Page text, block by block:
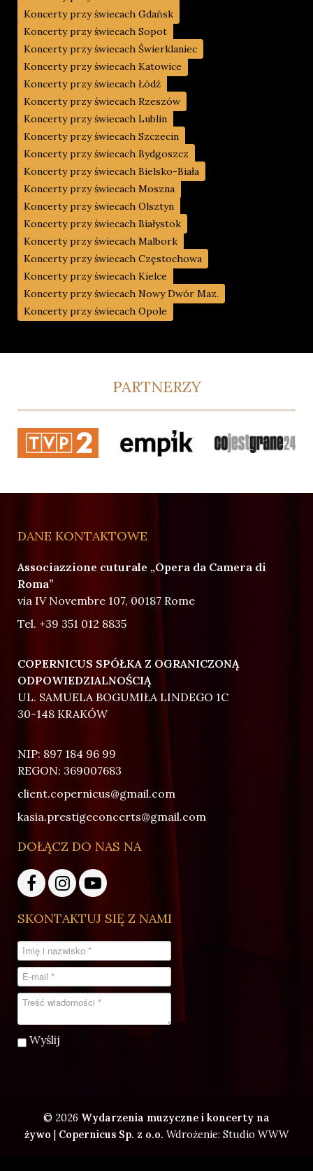
Koncerty przy świecach Gdańsk
Koncerty przy świecach Sopot
Koncerty przy świecach Świerklaniec
Koncerty przy świecach Katowice
Koncerty przy świecach Łódź
Koncerty przy świecach Rzeszów
Koncerty przy świecach Lublin
Koncerty przy świecach Szczecin
Koncerty przy świecach Bydgoszcz
Koncerty przy świecach Bielsko-Biała
Koncerty przy świecach Moszna
Koncerty przy świecach Olsztyn
Koncerty przy świecach Białystok
Koncerty przy świecach Malbork
Koncerty przy świecach Częstochowa
Koncerty przy świecach Kielce
Koncerty przy świecach Nowy Dwór Maz.
Koncerty przy świecach Opole
PARTNERZY
DANE KONTAKTOWE
Associazzione cuturale „Opera da Camera di
Roma”
via IV Novembre 107, 00187 Rome
Tel. +39 351 012 8835
COPERNICUS SPÓŁKA Z OGRANICZONĄ
ODPOWIEDZIALNOŚCIĄ
UL. SAMUELA BOGUMIŁA LINDEGO 1C
30-148 KRAKÓW
NIP: 897 184 96 99
REGON: 369007683
client.copernicus@gmail.com
kasia.prestigeconcerts@gmail.com
DOŁĄCZ DO NAS NA
SKONTAKTUJ SIĘ Z NAMI
Wyślij
© 2026 Wydarzenia muzyczne i koncerty na
żywo
Copernicus Sp. z o.o. Wdrożenie: Studio WWW